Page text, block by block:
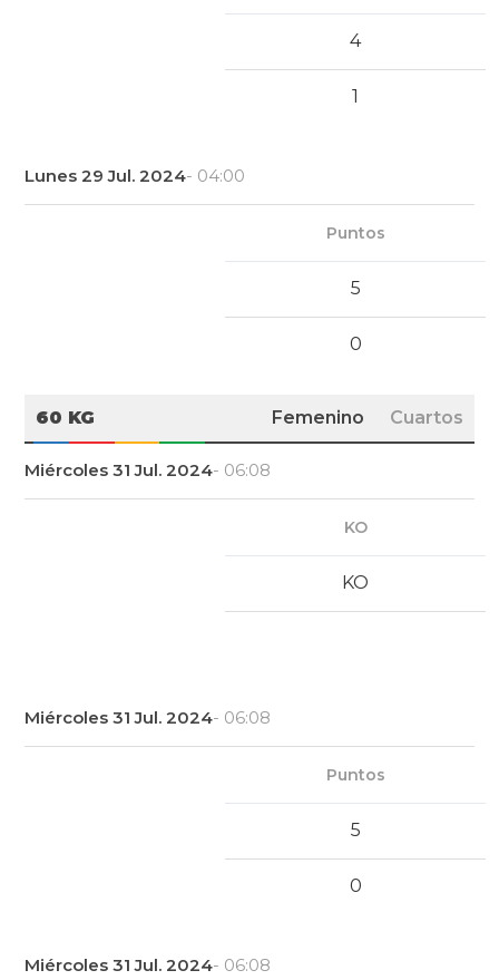
4
1
Lunes 29 Jul. 2024- 04:00
Puntos
5
0
60 KG Femenino Cuartos
Miércoles 31 Jul. 2024- 06:08
KO
KO
Miércoles 31 Jul. 2024- 06:08
Puntos
5
0
Miércoles 31 Jul. 2024- 06:08